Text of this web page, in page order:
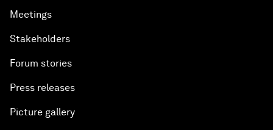
Meetings
Stakeholders
Forum stories
Press releases
Picture gallery